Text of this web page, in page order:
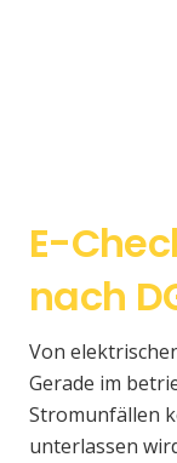
E-
nach
Von
Gerade im
Stromunfällen
unterlassen